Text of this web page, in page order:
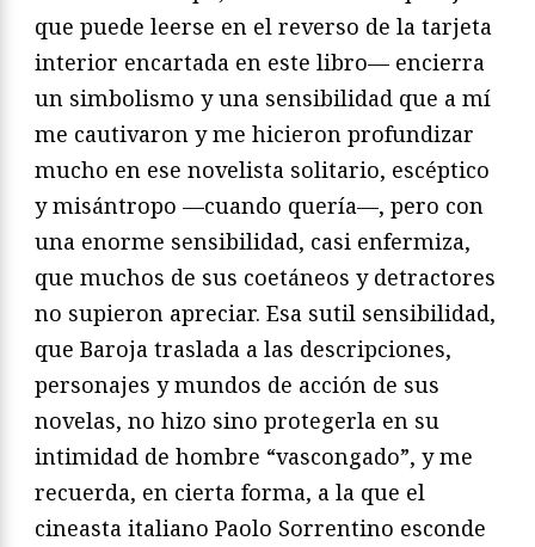
que puede leerse en el reverso de la tarjeta
interior encartada en este libro— encierra
un simbolismo y una sensibilidad que a mí
me cautivaron y me hicieron profundizar
mucho en ese novelista solitario, escéptico
y misántropo —cuando quería—, pero con
una enorme sensibilidad, casi enfermiza,
que muchos de sus coetáneos y detractores
no supieron apreciar. Esa sutil sensibilidad,
que Baroja traslada a las descripciones,
personajes y mundos de acción de sus
novelas, no hizo sino protegerla en su
intimidad de hombre “vascongado”, y me
recuerda, en cierta forma, a la que el
cineasta italiano Paolo Sorrentino esconde